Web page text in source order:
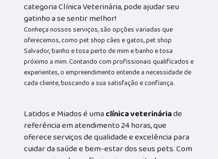
categoria Clínica Veterinária, pode ajudar seu
gatinho a se sentir melhor!
Conheça nossos serviços, são opções variadas que
oferecemos, como pet shop cães e gatos, pet shop
Salvador, banho e tosa perto de mim e banho e tosa
próximo a mim. Contando com profissionais qualificados e
experientes, o empreendimento entende a necessidade de
cada cliente, buscando a sua satisfação e confiança.
Latidos e Miados é umaclínica veterináriade
referência em atendimento 24 horas, que
oferece serviços de qualidade e excelência para
cuidar da saúde e bem-estar dos seus pets. Com